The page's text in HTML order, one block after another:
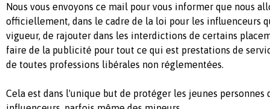
Nous vous envoyons ce mail pour vous informer que nous
officiellement, dans le cadre de la loi pour les influenceurs
vigueur, de rajouter dans les interdictions de certains
faire de la publicité pour tout ce qui est prestations de
de toutes professions libérales non réglementées.
Cela est dans l'unique but de protéger les jeunes personnes